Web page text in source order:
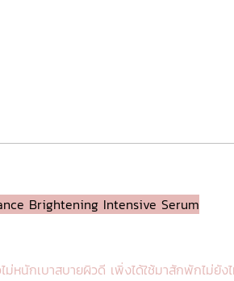
Brightening Intensive Serum
หนักเบาสบายผิวดี เพิ่งได้ใช้มาสักพักไม่ยัง